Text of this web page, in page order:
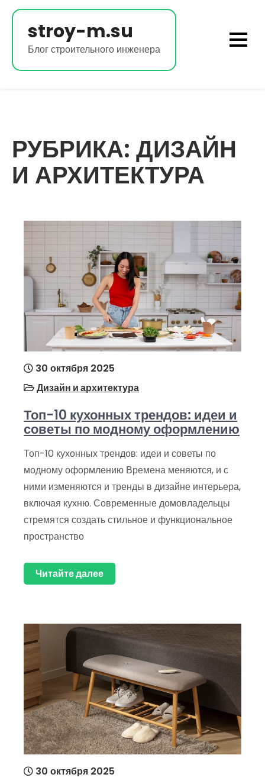
Перейти
содержимому
stroy-m.su
Блог строительного инженера
РУБРИКА: ДИЗАЙН
И АРХИТЕКТУРА
30 октября 2025
Дизайн и архитектура
Топ-10 кухонных трендов: идеи и
советы по модному оформлению
Топ-10 кухонных трендов: идеи и советы по
модному оформлению Времена меняются, и с
ними изменяются и тренды в дизайне интерьера,
включая кухню. Современные домовладельцы
стремятся создать стильное и функциональное
пространство
Читайте далее
30 октября 2025